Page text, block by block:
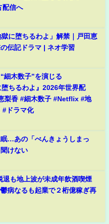
配信へ
に堕ちるわよ」解禁｜戸田恵
伝記ドラマ | ネオ学習
“細木数子”を演じる
ちるわよ』2026年世界配
香 #細木数子 #Netflix #地
#ドラマ化
…あの「べんきょうしまっ
けない
退も地上波が未成年飲酒喫煙
病なるも起業で２桁億稼ぎ再